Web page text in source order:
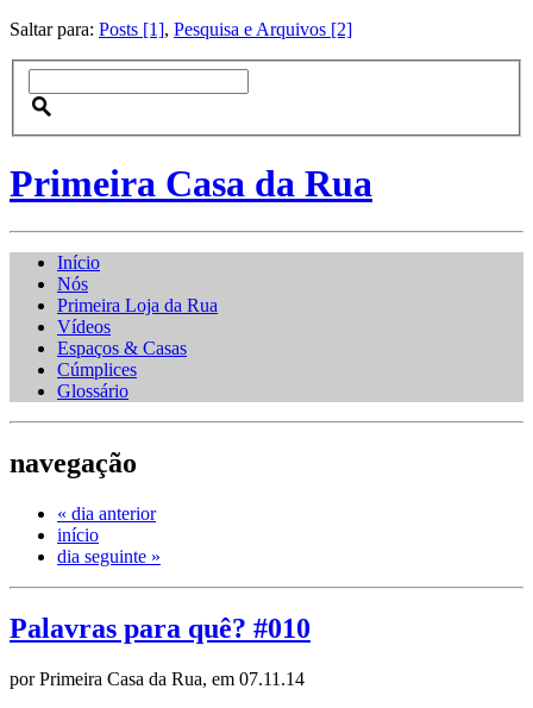
Saltar para: Posts [1], Pesquisa e Arquivos [2]
Primeira Casa da Rua
Início
Nós
Primeira Loja da Rua
Vídeos
Espaços & Casas
Cúmplices
Glossário
navegação
« dia anterior
início
dia seguinte »
Palavras para quê? #010
por Primeira Casa da Rua, em 07.11.14